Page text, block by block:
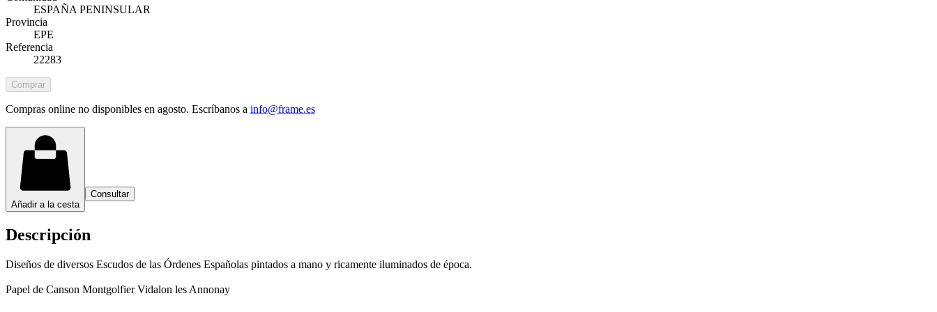
ESPAÑA PENINSULAR
Provincia
EPE
Referencia
22283
Comprar
Compras online no disponibles en agosto. Escríbanos a info@frame.es
Añadir a la cesta
Consultar
Descripción
Diseños de diversos Escudos de las Órdenes Españolas pintados a mano y ricamente iluminados de época.
Papel de Canson Montgolfier Vidalon les Annonay